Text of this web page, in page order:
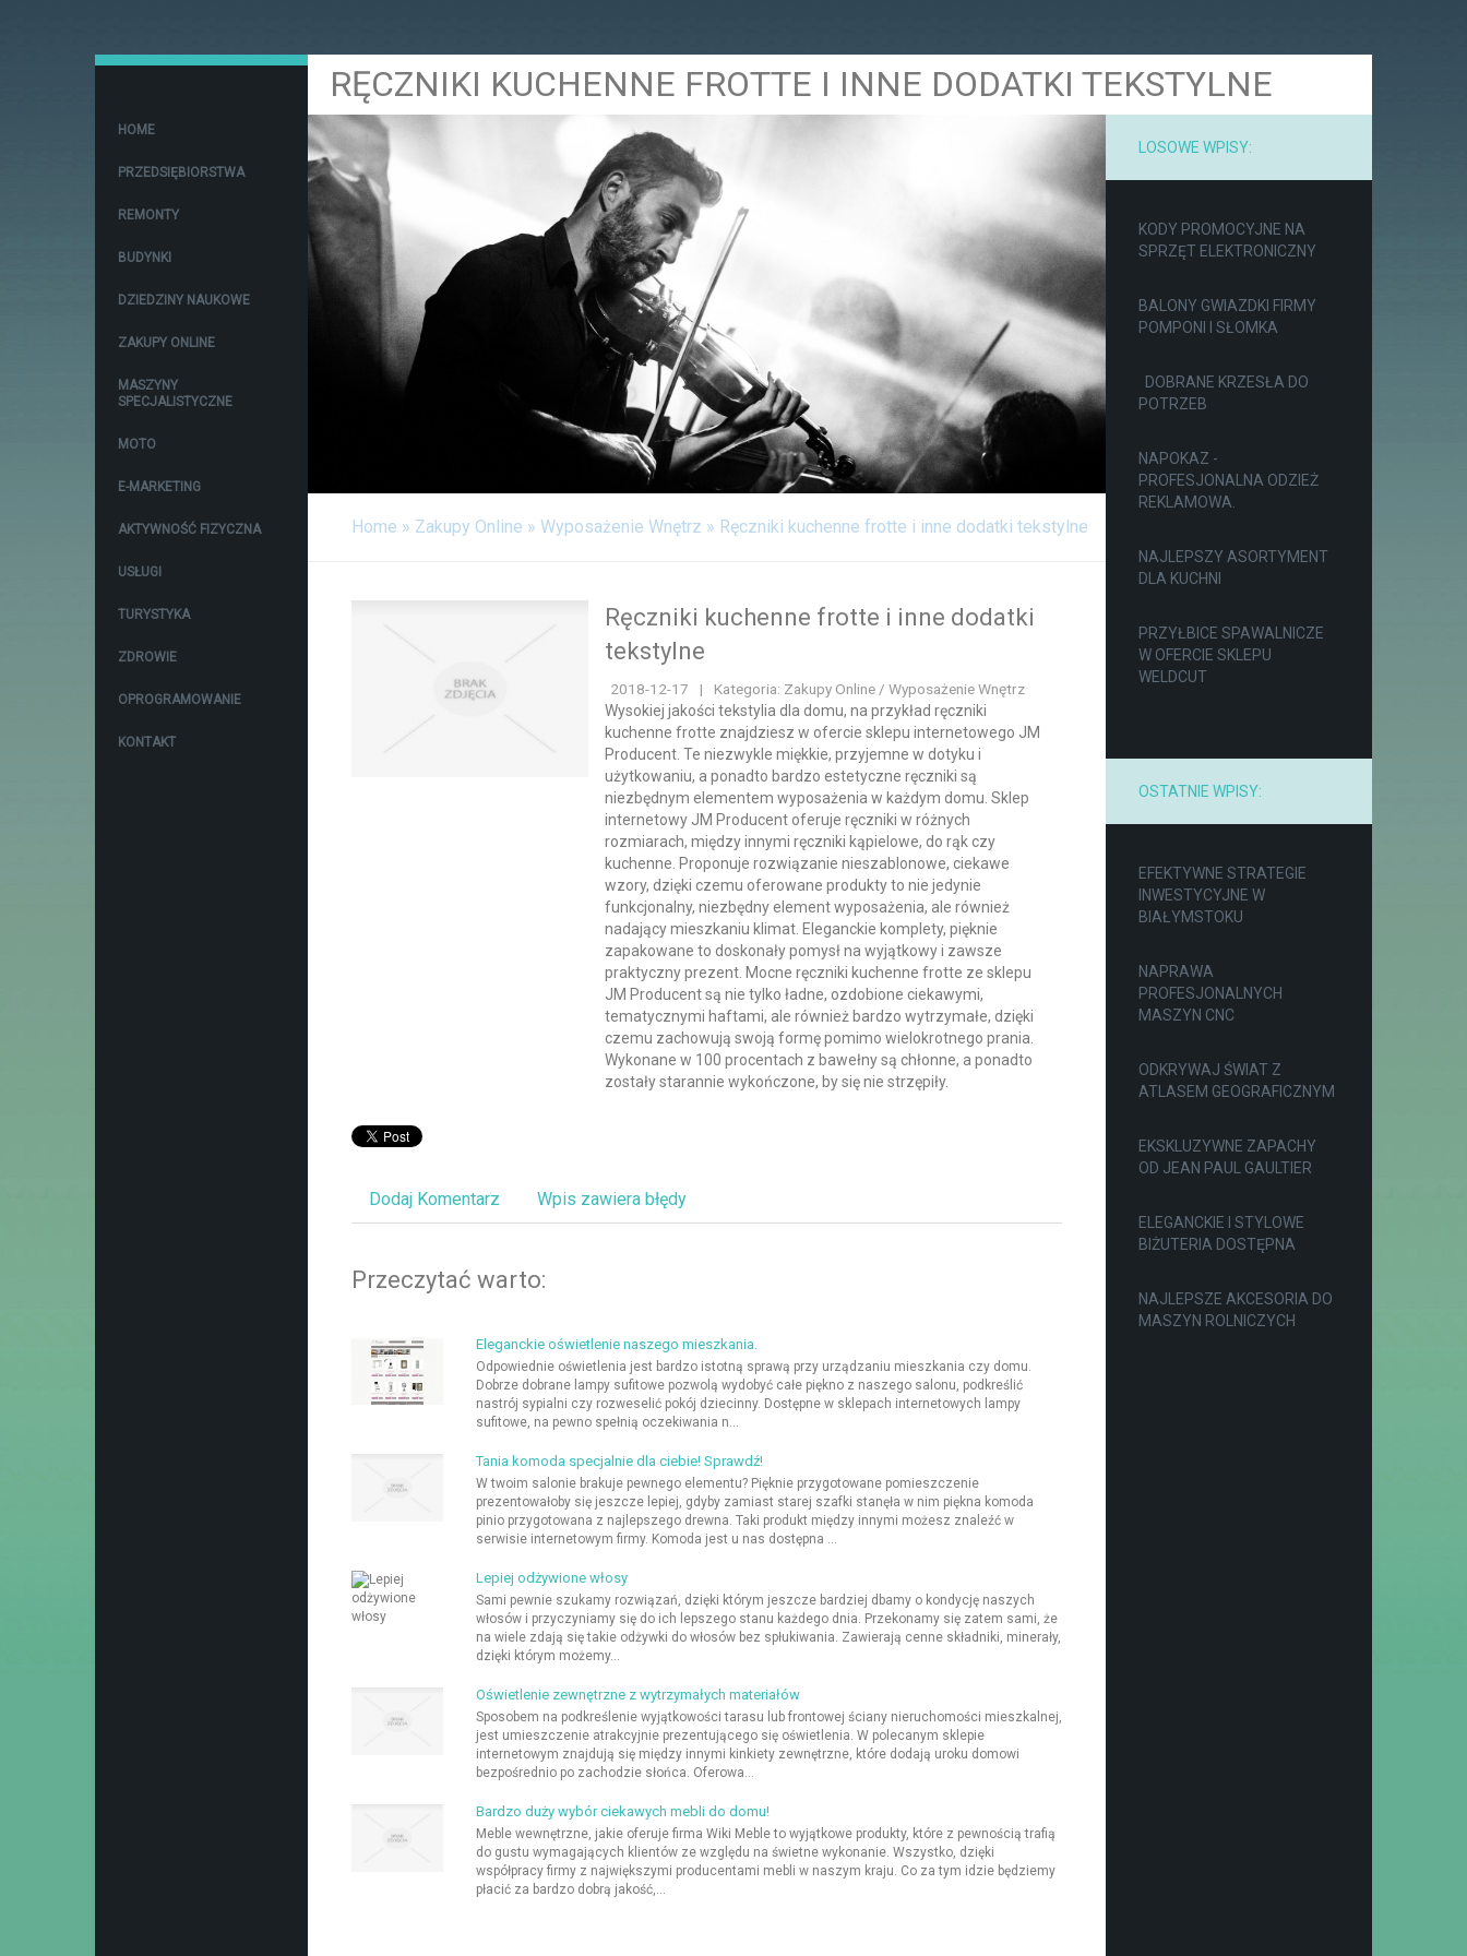
HOME
PRZEDSIĘBIORSTWA
REMONTY
BUDYNKI
DZIEDZINY NAUKOWE
ZAKUPY ONLINE
MASZYNY
SPECJALISTYCZNE
MOTO
E-MARKETING
AKTYWNOŚĆ FIZYCZNA
USŁUGI
TURYSTYKA
ZDROWIE
OPROGRAMOWANIE
KONTAKT
RĘCZNIKI KUCHENNE FROTTE I INNE DODATKI TEKSTYLNE
Home » Zakupy Online » Wyposażenie Wnętrz » Ręczniki kuchenne frotte i inne dodatki tekstylne
Ręczniki kuchenne frotte i inne dodatki
tekstylne
2018-12-17 |
Kategoria: Zakupy Online / Wyposażenie Wnętrz
Wysokiej jakości tekstylia dla domu, na przykład ręczniki
kuchenne frotte znajdziesz w ofercie sklepu internetowego JM
Producent. Te niezwykle miękkie, przyjemne w dotyku i
użytkowaniu, a ponadto bardzo estetyczne ręczniki są
niezbędnym elementem wyposażenia w każdym domu. Sklep
internetowy JM Producent oferuje ręczniki w różnych
rozmiarach, między innymi ręczniki kąpielowe, do rąk czy
kuchenne. Proponuje rozwiązanie nieszablonowe, ciekawe
wzory, dzięki czemu oferowane produkty to nie jedynie
funkcjonalny, niezbędny element wyposażenia, ale również
nadający mieszkaniu klimat. Eleganckie komplety, pięknie
zapakowane to doskonały pomysł na wyjątkowy i zawsze
praktyczny prezent. Mocne ręczniki kuchenne frotte ze sklepu
JM Producent są nie tylko ładne, ozdobione ciekawymi,
tematycznymi haftami, ale również bardzo wytrzymałe, dzięki
czemu zachowują swoją formę pomimo wielokrotnego prania.
Wykonane w 100 procentach z bawełny są chłonne, a ponadto
zostały starannie wykończone, by się nie strzępiły.
Dodaj Komentarz Wpis zawiera błędy
Przeczytać warto:
Eleganckie oświetlenie naszego mieszkania.
Odpowiednie oświetlenia jest bardzo istotną sprawą przy urządzaniu mieszkania czy domu.
Dobrze dobrane lampy sufitowe pozwolą wydobyć całe piękno z naszego salonu, podkreślić
nastrój sypialni czy rozweselić pokój dziecinny. Dostępne w sklepach internetowych lampy
sufitowe, na pewno spełnią oczekiwania n...
Tania komoda specjalnie dla ciebie! Sprawdź!
W twoim salonie brakuje pewnego elementu? Pięknie przygotowane pomieszczenie
prezentowałoby się jeszcze lepiej, gdyby zamiast starej szafki stanęła w nim piękna komoda
pinio przygotowana z najlepszego drewna. Taki produkt między innymi możesz znaleźć w
serwisie internetowym firmy. Komoda jest u nas dostępna ...
Lepiej odżywione włosy
Sami pewnie szukamy rozwiązań, dzięki którym jeszcze bardziej dbamy o kondycję naszych
włosów i przyczyniamy się do ich lepszego stanu każdego dnia. Przekonamy się zatem sami, że
na wiele zdają się takie odżywki do włosów bez spłukiwania. Zawierają cenne składniki, minerały,
dzięki którym możemy...
Oświetlenie zewnętrzne z wytrzymałych materiałów
Sposobem na podkreślenie wyjątkowości tarasu lub frontowej ściany nieruchomości mieszkalnej,
jest umieszczenie atrakcyjnie prezentującego się oświetlenia. W polecanym sklepie
internetowym znajdują się między innymi kinkiety zewnętrzne, które dodają uroku domowi
bezpośrednio po zachodzie słońca. Oferowa...
Bardzo duży wybór ciekawych mebli do domu!
Meble wewnętrzne, jakie oferuje firma Wiki Meble to wyjątkowe produkty, które z pewnością trafią
do gustu wymagających klientów ze względu na świetne wykonanie. Wszystko, dzięki
współpracy firmy z największymi producentami mebli w naszym kraju. Co za tym idzie będziemy
płacić za bardzo dobrą jakość,...
LOSOWE WPISY:
KODY PROMOCYJNE NA
SPRZĘT ELEKTRONICZNY
BALONY GWIAZDKI FIRMY
POMPONI I SŁOMKA
DOBRANE KRZESŁA DO
POTRZEB
NAPOKAZ -
PROFESJONALNA ODZIEŻ
REKLAMOWA.
NAJLEPSZY ASORTYMENT
DLA KUCHNI
PRZYŁBICE SPAWALNICZE
W OFERCIE SKLEPU
WELDCUT
OSTATNIE WPISY:
EFEKTYWNE STRATEGIE
INWESTYCYJNE W
BIAŁYMSTOKU
NAPRAWA
PROFESJONALNYCH
MASZYN CNC
ODKRYWAJ ŚWIAT Z
ATLASEM GEOGRAFICZNYM
EKSKLUZYWNE ZAPACHY
OD JEAN PAUL GAULTIER
ELEGANCKIE I STYLOWE
BIŻUTERIA DOSTĘPNA
NAJLEPSZE AKCESORIA DO
MASZYN ROLNICZYCH